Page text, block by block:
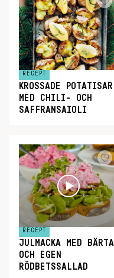
RECEPT
KROSSADE POTATISAR
MED CHILI- OCH
SAFFRANSAIOLI
RECEPT
JULMACKA MED BÄRTA
OCH EGEN
RÖDBETSSALLAD